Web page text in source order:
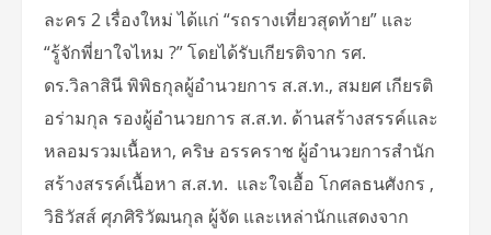
ละคร 2 เรื่องใหม่ ได้แก่ “รถรางเที่ยวสุดท้าย” และ
“รู้จักพี่ยาใจไหม ?” โดยได้รับเกียรติจาก รศ.
ดร.วิลาสินี พิพิธกุลผู้อำนวยการ ส.ส.ท., สมยศ เกียรติ
อร่ามกุล รองผู้อำนวยการ ส.ส.ท. ด้านสร้างสรรค์และ
หลอมรวมเนื้อหา, คริษ อรรคราช ผู้อำนวยการสำนัก
สร้างสรรค์เนื้อหา ส.ส.ท. และใจเอื้อ โกศลธนศังกร ,
วิธิวัสส์ ศุภศิริวัฒนกุล ผู้จัด และเหล่านักแสดงจาก